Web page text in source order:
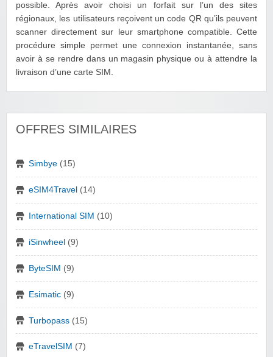
possible. Après avoir choisi un forfait sur l’un des sites
régionaux, les utilisateurs reçoivent un code QR qu’ils peuvent
scanner directement sur leur smartphone compatible. Cette
procédure simple permet une connexion instantanée, sans
avoir à se rendre dans un magasin physique ou à attendre la
livraison d’une carte SIM.
OFFRES SIMILAIRES
Simbye (15)
eSIM4Travel (14)
International SIM (10)
iSinwheel (9)
ByteSIM (9)
Esimatic (9)
Turbopass (15)
eTravelSIM (7)